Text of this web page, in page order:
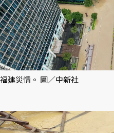
福建災情。 圖／中新社